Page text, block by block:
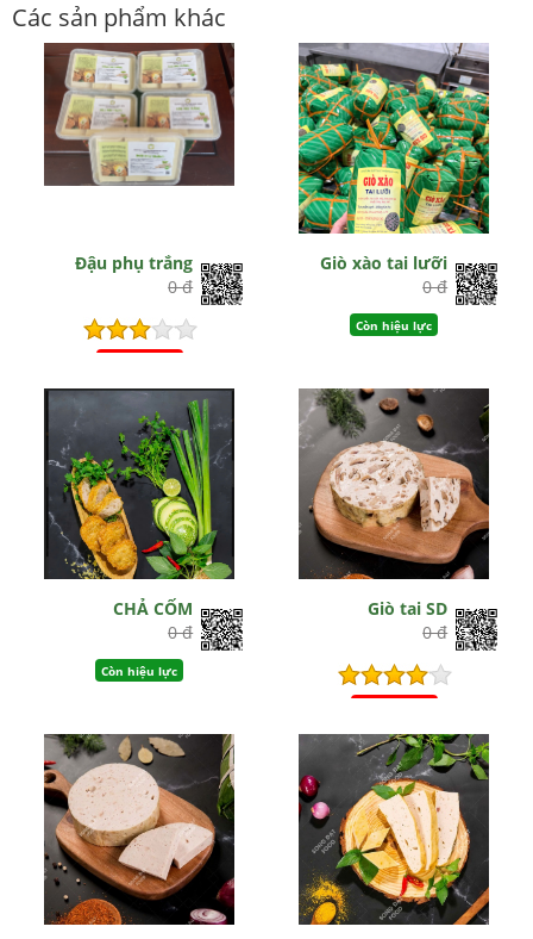
Các sản phẩm khác
Đậu phụ trắng
0 đ
Giò xào tai lưỡi
0 đ
Còn hiệu lực
CHẢ CỐM
0 đ
Còn hiệu lực
Giò tai SD
0 đ